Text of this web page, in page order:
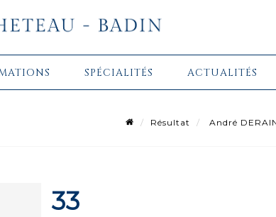
SPÉCIALITÉS ACTUALITÉS
Résultat André
33